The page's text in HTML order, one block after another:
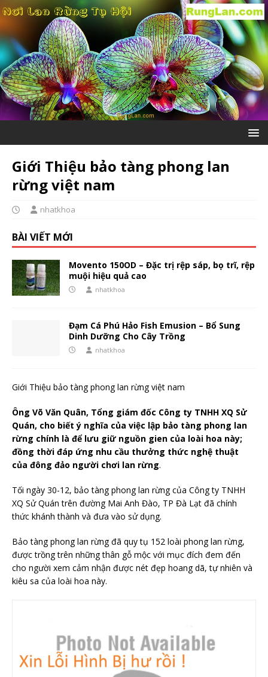
Giới Thiệu bảo tàng phong lan
rừng việt nam
nhatkhoa
BÀI VIẾT MỚI
Movento 150OD – Đặc trị rệp sáp, bọ trĩ, rệp
muội hiệu quả cao
nhatkhoa
Đạm Cá Phú Hảo Fish Emusion – Bổ Sung
Dinh Dưỡng Cho Cây Trồng
nhatkhoa
Giới Thiệu bảo tàng phong lan rừng việt nam
Ông Võ Văn Quân, Tổng giám đốc Công ty TNHH XQ Sử
Quán, cho biết ý nghĩa của việc lập bảo tàng phong lan
rừng chính là để lưu giữ nguồn gien của loài hoa này;
đồng thời đáp ứng nhu cầu thưởng thức nghệ thuật
của đông đảo người chơi lan rừng.
Tối ngày 30-12, bảo tàng phong lan rừng của Công ty TNHH
XQ Sử Quán trên đường Mai Anh Đào, TP Đà Lạt đã chính
thức khánh thành và đưa vào sử dụng.
Bảo tàng phong lan rừng đã quy tụ 152 loài phong lan rừng,
được trồng trên những thân gỗ mộc với mục đích đem đến
cho người xem cảm nhận được nét đẹp hoang dã, tự nhiên và
kiêu sa của loài hoa này.